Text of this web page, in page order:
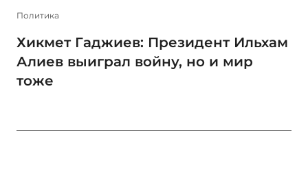
Политика
Хикмет Гаджиев: Президент Ильхам
Алиев выиграл войну, но и мир
тоже